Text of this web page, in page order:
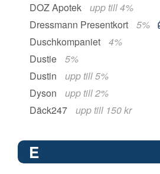
DOZ Apotek
upp till 4%
Dressmann Presentkort
5%
Duschkompaniet
4%
Dustie
5%
Dustin
upp till 5%
Dyson
upp till 2%
Däck247
upp till 150 kr
E